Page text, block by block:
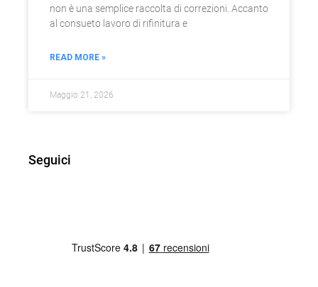
non è una semplice raccolta di correzioni. Accanto
al consueto lavoro di rifinitura e
READ MORE »
Maggio 21, 2026
Seguici